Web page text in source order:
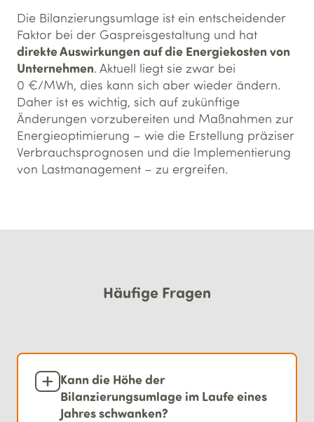
Die Bilanzierungsumlage ist ein entscheidender
Faktor bei der Gaspreisgestaltung und hat
direkte Auswirkungen auf die Energiekosten von
Unternehmen. Aktuell liegt sie zwar bei
0 €/MWh, dies kann sich aber wieder ändern.
Daher ist es wichtig, sich auf zukünftige
Änderungen vorzubereiten und Maßnahmen zur
Energieoptimierung – wie die Erstellung präziser
Verbrauchsprognosen und die Implementierung
von Lastmanagement – zu ergreifen.
Häufige Fragen
Kann die Höhe der
Bilanzierungsumlage im Laufe eines
Jahres schwanken?